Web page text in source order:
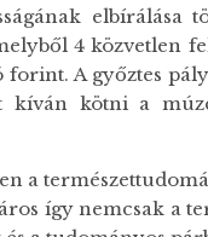
4 közvetlen
forint. A győztes
kíván kötni a
a
így nemcsak a